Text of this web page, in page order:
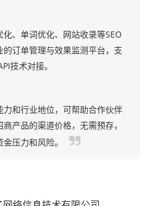
、单词优化、网站收录等SEO
订单管理与效果监测平台，支
技术对接。
和行业地位，可帮助合作伙伴
产品的渠道价格，无需预存，
压力和风险。